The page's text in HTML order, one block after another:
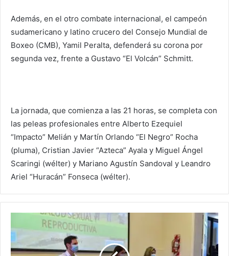
Además, en el otro combate internacional, el campeón
sudamericano y latino crucero del Consejo Mundial de
Boxeo (CMB), Yamil Peralta, defenderá su corona por
segunda vez, frente a Gustavo “El Volcán” Schmitt.
La jornada, que comienza a las 21 horas, se completa con
las peleas profesionales entre Alberto Ezequiel
“Impacto” Melián y Martín Orlando “El Negro” Rocha
(pluma), Cristian Javier “Azteca” Ayala y Miguel Ángel
Scaringi (wélter) y Mariano Agustín Sandoval y Leandro
Ariel “Huracán” Fonseca (wélter).